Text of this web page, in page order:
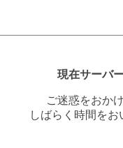
現在サーバ
ご迷惑をおか
しばらく時間を